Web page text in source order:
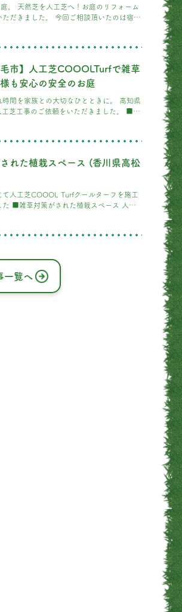
。 天然芝を人工芝へ！お庭のリフォーム
ただきました。 今回ご相談頂いたのは宿毛
季節によって芝が枯
毛市】人工芝COOOLTurfで雑草
も安心の安全のお庭
時間を家族との大切なひとときに。 高知県
工芝工事のご依頼をいただきました。 ■
なお庭。お子様が安心して思いきり遊べる
。 COOOLTurfは、夏でも表面温度が上が
高い人工芝です。さらに、
れた植栽スペース (香川県高松
て人工芝COOOL Turfクールターフを施工
た ■雑草対策がされた植栽スペース 人工
し・臭わない・静電気がない！など色々な
一覧へ